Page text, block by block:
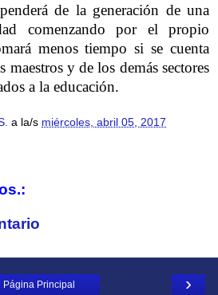
de la generación de una
comenzando por el propio
menos tiempo si se cuenta
maestros y de los demás sectores
a la educación.
a la/s miércoles, abril 05, 2017
›
Página Principal